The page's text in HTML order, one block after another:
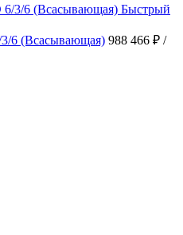
Быстрый
6 (Всасывающая) 988 466 ₽ /